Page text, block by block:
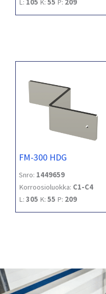
FM-300 HDG
Snro: 1449659
Korroosioluokka: C1-C4
L: 305 K: 55 P: 209